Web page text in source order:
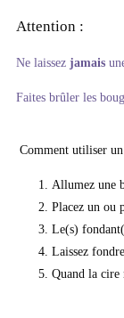
Attention :
Ne laissez jamais
Faites brûler les
Comment utiliser
Allumez une
Placez un ou
Le(s)
Laissez
Quand la cire